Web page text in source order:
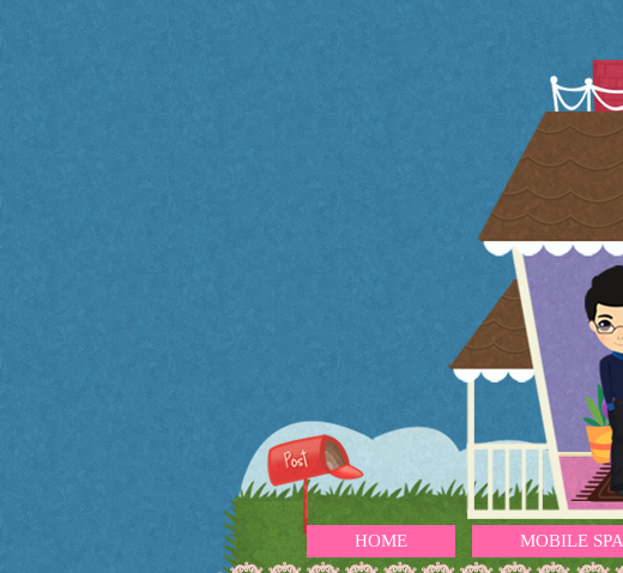
HOME MOBILE SPA